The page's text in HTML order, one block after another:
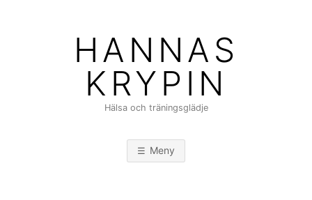
HANNAS
KRYPIN
Hälsa och träningsglädje
Meny